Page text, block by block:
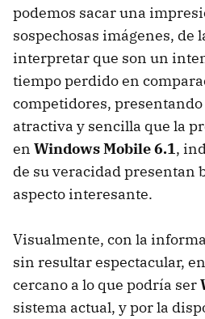
podemos sacar una
sospechosas imágenes, de
interpretar que son un
tiempo perdido en
competidores,
atractiva y sencilla que la
en Windows Mobile 6.1,
de su veracidad presentan
aspecto interesante.
Visualmente, con la
sin resultar espectacular,
cercano a lo que podría ser
sistema actual, y por la